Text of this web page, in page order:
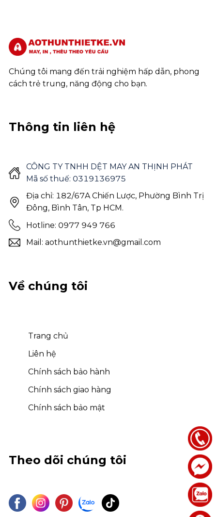
Theo dõi chúng tôi
Chúng tôi mang đến trải nghiệm hấp dẫn, phong
cách trẻ trung, năng động cho bạn.
Về chúng tôi
Trang chủ
Liên hệ
Chính sách bảo hành
Chính sách giao hàng
Chính sách bảo mật
Thông tin liên hệ
Hotline: 0977 949 766
Mail: aothunthietke.vn@gmail.com
Địa chỉ: 182/67A Chiến Lược, Phường Bình Trị
Đông, Bình Tân, Tp HCM.
CÔNG TY TNHH DỆT MAY AN THỊNH PHÁT
Mã số thuế: 0319136975